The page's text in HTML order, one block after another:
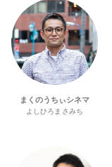
まくのうちぃシネマ
よしひろまさみち